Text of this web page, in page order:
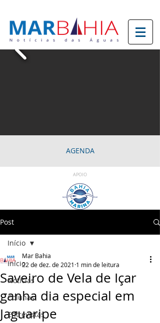
AGENDA
APOIO
Post
Início
Notícias
Colunas
Entrevistas
Início
Saveiro de Vela de Içar
ganha dia especial em
Jaguaripe
Mar Bahia
22 de dez. de 2021 1 min de leitura